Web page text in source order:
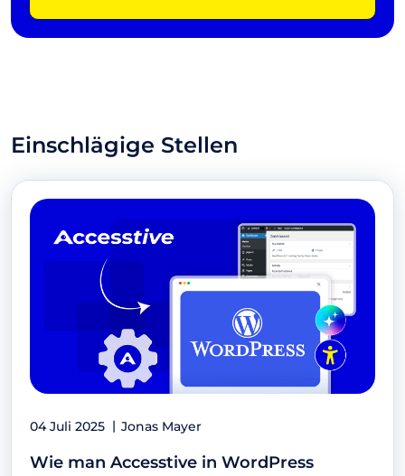
Einschlägige Stellen
04 Juli 2025 Jonas Mayer
Wie man Accesstive in WordPress